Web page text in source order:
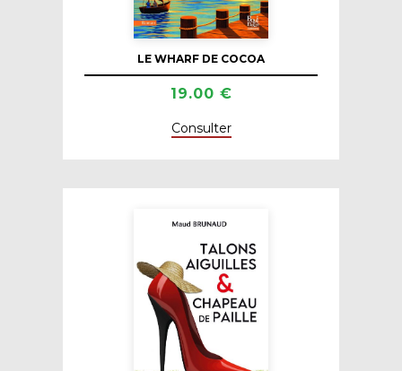
LE WHARF DE COCOA
19.00 €
Consulter